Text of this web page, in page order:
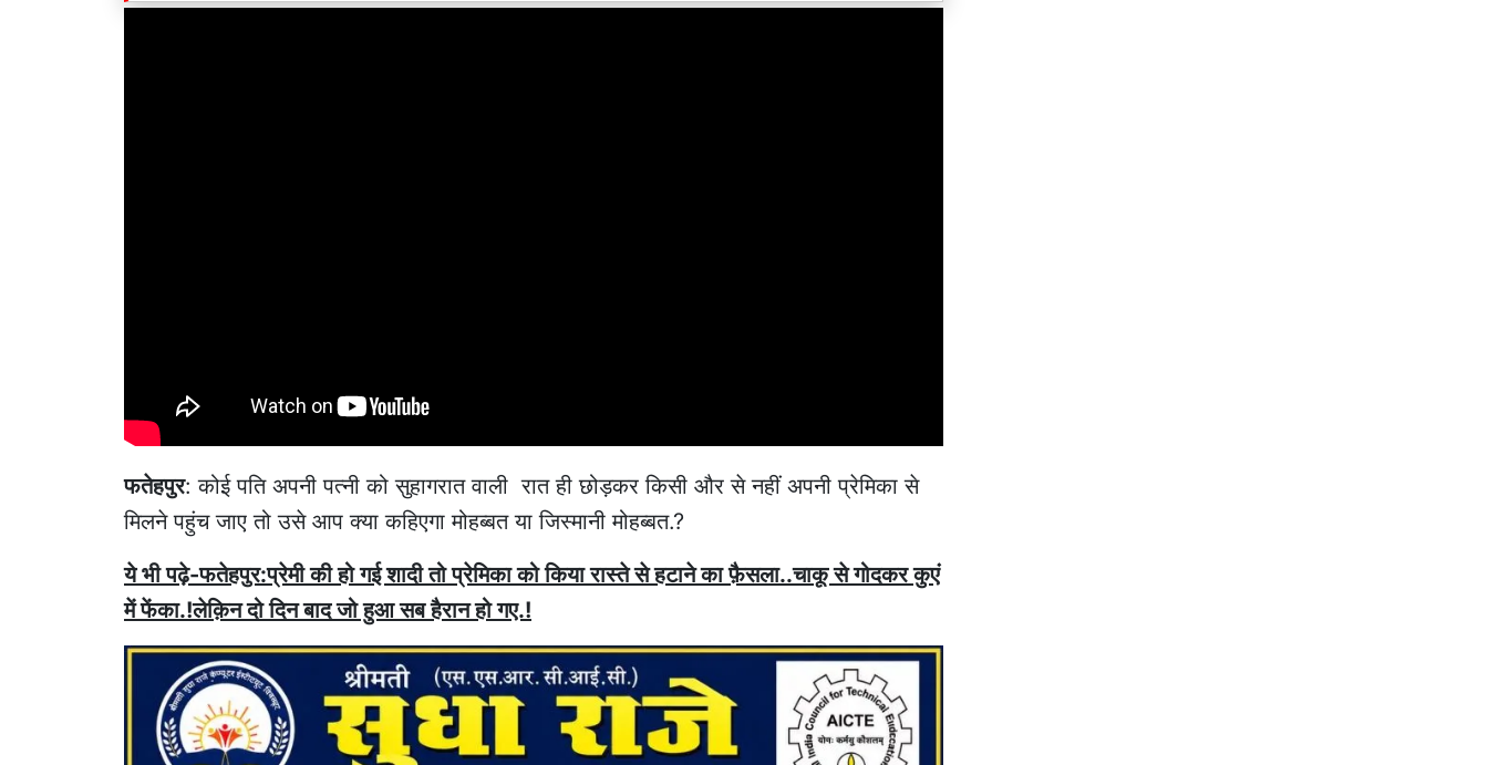
फतेहपुर: कोई पति अपनी पत्नी को सुहागरात वाली रात ही छोड़कर किसी और से नहीं अपनी प्रेमिका से
मिलने पहुंच जाए तो उसे आप क्या कहिएगा मोहब्बत या जिस्मानी मोहब्बत.?
ये भी पढ़े-फतेहपुर:प्रेमी की हो गई शादी तो प्रेमिका को किया रास्ते से हटाने का फ़ैसला..चाकू से गोदकर कुएं
में फेंका.!लेक़िन दो दिन बाद जो हुआ सब हैरान हो गए.!